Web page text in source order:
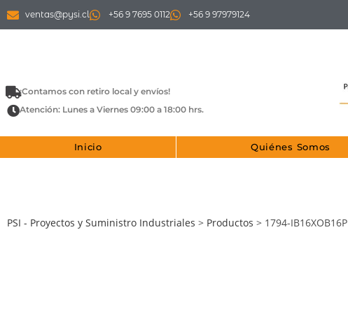
ventas@pysi.cl +56 9 7695 0112 +56 9 97979124
¡Contamos con retiro local y envíos!
Atención: Lunes a Viernes 09:00 a 18:00 hrs.
Inicio Quiénes Somos
PSI - Proyectos y Suministro Industriales > Productos > 1794-IB16XOB16P